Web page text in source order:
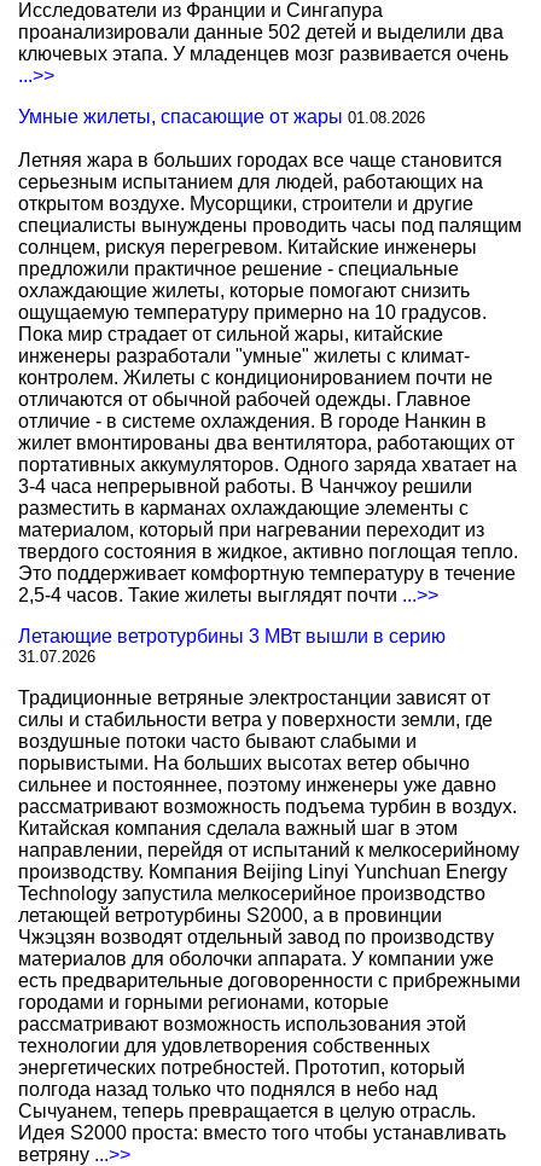
Исследователи из Франции и Сингапура
проанализировали данные 502 детей и выделили два
ключевых этапа. У младенцев мозг развивается очень
...>>
Умные жилеты, спасающие от жары 01.08.2026
Летняя жара в больших городах все чаще становится
серьезным испытанием для людей, работающих на
открытом воздухе. Мусорщики, строители и другие
специалисты вынуждены проводить часы под палящим
солнцем, рискуя перегревом. Китайские инженеры
предложили практичное решение - специальные
охлаждающие жилеты, которые помогают снизить
ощущаемую температуру примерно на 10 градусов.
Пока мир страдает от сильной жары, китайские
инженеры разработали "умные" жилеты с климат-
контролем. Жилеты с кондиционированием почти не
отличаются от обычной рабочей одежды. Главное
отличие - в системе охлаждения. В городе Нанкин в
жилет вмонтированы два вентилятора, работающих от
портативных аккумуляторов. Одного заряда хватает на
3-4 часа непрерывной работы. В Чанчжоу решили
разместить в карманах охлаждающие элементы с
материалом, который при нагревании переходит из
твердого состояния в жидкое, активно поглощая тепло.
Это поддерживает комфортную температуру в течение
2,5-4 часов. Такие жилеты выглядят почти ...>>
Летающие ветротурбины 3 МВт вышли в серию
31.07.2026
Традиционные ветряные электростанции зависят от
силы и стабильности ветра у поверхности земли, где
воздушные потоки часто бывают слабыми и
порывистыми. На больших высотах ветер обычно
сильнее и постояннее, поэтому инженеры уже давно
рассматривают возможность подъема турбин в воздух.
Китайская компания сделала важный шаг в этом
направлении, перейдя от испытаний к мелкосерийному
производству. Компания Beijing Linyi Yunchuan Energy
Technology запустила мелкосерийное производство
летающей ветротурбины S2000, а в провинции
Чжэцзян возводят отдельный завод по производству
материалов для оболочки аппарата. У компании уже
есть предварительные договоренности с прибрежными
городами и горными регионами, которые
рассматривают возможность использования этой
технологии для удовлетворения собственных
энергетических потребностей. Прототип, который
полгода назад только что поднялся в небо над
Сычуанем, теперь превращается в целую отрасль.
Идея S2000 проста: вместо того чтобы устанавливать
ветряну ...>>